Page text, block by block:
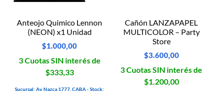
Anteojo Quimico Lennon
(NEON) x1 Unidad
$1.000,00
3 Cuotas SIN interés de
$333,33
Sucursal: Av. Nazca 1777, CABA - Stock:
Cañón LANZAPAPEL
MULTICOLOR – Party
Store
$3.600,00
3 Cuotas SIN interés de
$1.200,00